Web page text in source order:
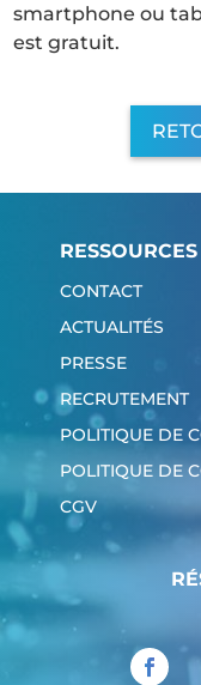
smartphone ou
est gratuit.
RESSOURCES
CONTACT
ACTUALITÉS
PRESSE
RECRUTEMENT
POLITIQUE DE
POLITIQUE DE
CGV